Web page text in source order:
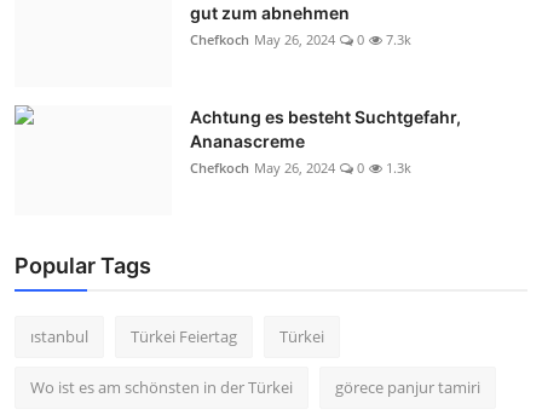
gut zum abnehmen
Chefkoch May 26, 2024 0 7.3k
Achtung es besteht Suchtgefahr,
Ananascreme
Chefkoch May 26, 2024 0 1.3k
Popular Tags
ıstanbul Türkei Feiertag Türkei
Wo ist es am schönsten in der Türkei görece panjur tamiri